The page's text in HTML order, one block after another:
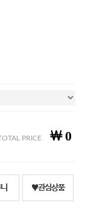
PRICE ￦0
♥관심상품